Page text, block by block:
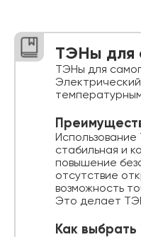
ТЭНы для
ТЭНы для
стабильная и
повышение
отсутствие
возможность
Это делает
Как